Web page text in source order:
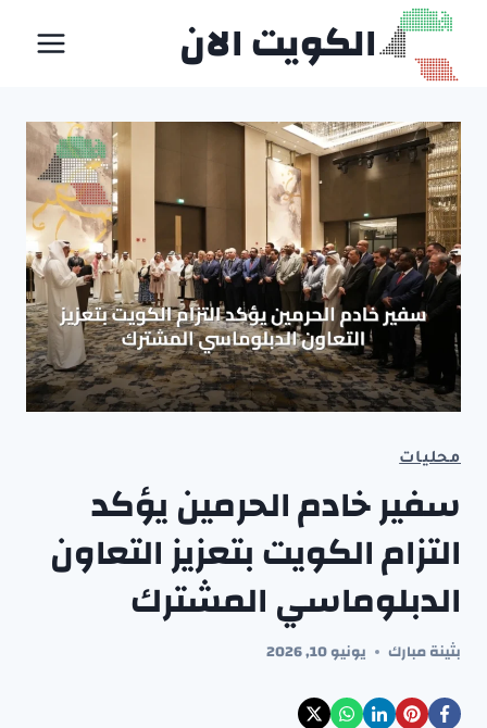
التجاوز
المحتوى
الكويت الان
محليات
سفير خادم الحرمين يؤكد
التزام الكويت بتعزيز التعاون
الدبلوماسي المشترك
بثينة مبارك يونيو 10, 2026